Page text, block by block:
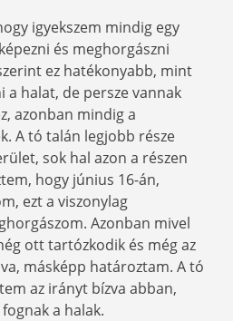
igyekszem mindig egy
és meghorgászni
ez hatékonyabb, mint
a halat, de persze vannak
azonban mindig a
A tó talán legjobb része
sok hal azon a részen
hogy június 16-án,
ezt a viszonylag
Azonban mivel
ott tartózkodik és még az
másképp határoztam. A tó
az irányt bízva abban,
a halak.